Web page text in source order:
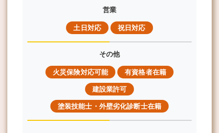
営業
土日対応 祝日対応
その他
火災保険対応可能 有資格者在籍
建設業許可
塗装技能士・外壁劣化診断士在籍